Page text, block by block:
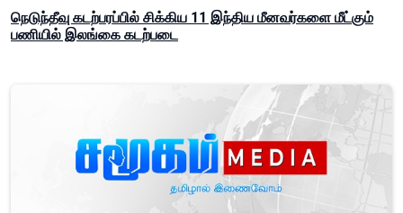
நெடுந்தீவு கடற்பரப்பில் சிக்கிய 11 இந்திய மீனவர்களை மீட்கும்
பணியில் இலங்கை கடற்படை